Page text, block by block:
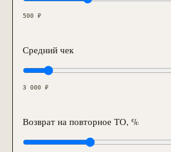
500 ₽
Средний чек
3 000 ₽
Возврат на повторное ТО, %